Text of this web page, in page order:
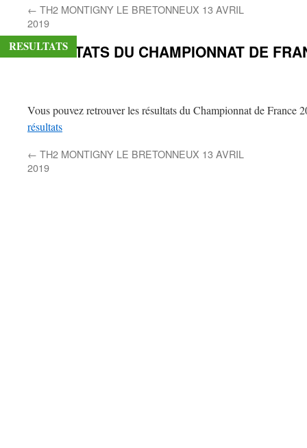
contenu
← TH2 MONTIGNY LE BRETONNEUX 13 AVRIL
2019
RÉSULTATS DU CHAMPIONNAT DE
Vous pouvez retrouver les résultats du Championnat de France
résultats
← TH2 MONTIGNY LE BRETONNEUX 13 AVRIL
2019
RESULTATS